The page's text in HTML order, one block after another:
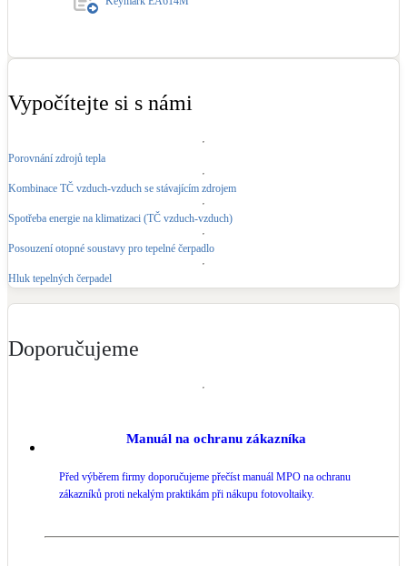
Vypočítejte si s námi
Porovnání zdrojů tepla
Kombinace TČ vzduch-vzduch se stávajícím zdrojem
Spotřeba energie na klimatizaci (TČ vzduch-vzduch)
Posouzení otopné soustavy pro tepelné čerpadlo
Hluk tepelných čerpadel
Doporučujeme
Manuál na ochranu zákazníka
Před výběrem firmy doporučujeme přečíst manuál MPO na ochranu
zákazníků proti nekalým praktikám při nákupu fotovoltaiky.